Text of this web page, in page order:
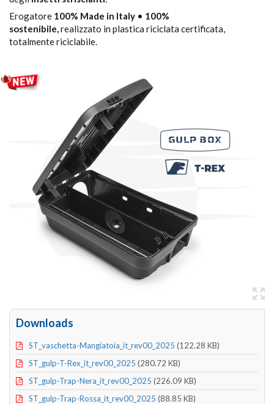
Erogatore 100% Made in Italy • 100%
sostenibile,realizzato in plastica riciclata certificata,
totalmente riciclabile.
Downloads
ST_vaschetta-Mangiatoia_it_rev00_2025 (122.28 KB)
ST_gulp-T-Rex_it_rev00_2025 (280.72 KB)
ST_gulp-Trap-Nera_it_rev00_2025 (226.09 KB)
ST_gulp-Trap-Rossa_it_rev00_2025 (88.85 KB)